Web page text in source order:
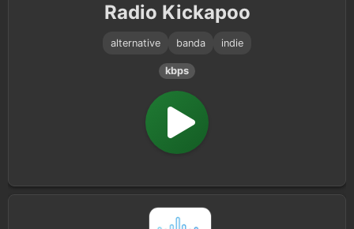
Radio Kickapoo
alternative banda indie
kbps